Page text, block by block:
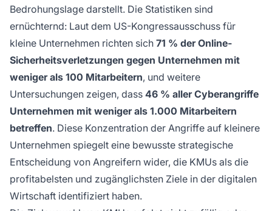
Bedrohungslage darstellt. Die Statistiken sind
ernüchternd: Laut dem US-Kongressausschuss für
kleine Unternehmen richten sich 71 % der Online-
Sicherheitsverletzungen gegen Unternehmen mit
weniger als 100 Mitarbeitern, und weitere
Untersuchungen zeigen, dass 46 % aller Cyberangriffe
Unternehmen mit weniger als 1.000 Mitarbeitern
betreffen. Diese Konzentration der Angriffe auf kleinere
Unternehmen spiegelt eine bewusste strategische
Entscheidung von Angreifern wider, die KMUs als die
profitabelsten und zugänglichsten Ziele in der digitalen
Wirtschaft identifiziert haben.